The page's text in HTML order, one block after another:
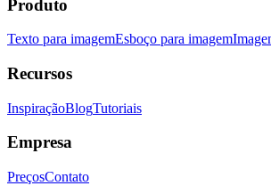
Produto
Texto para imagemEsboço para imagem
Recursos
InspiraçãoBlogTutoriais
Empresa
PreçosContato